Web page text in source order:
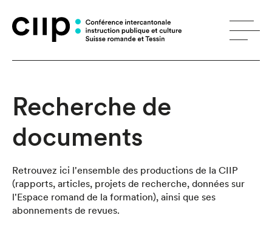
Recherche de
documents
Retrouvez ici l'ensemble des productions de la CIIP
(rapports, articles, projets de recherche, données sur
l'Espace romand de la formation), ainsi que ses
abonnements de revues.